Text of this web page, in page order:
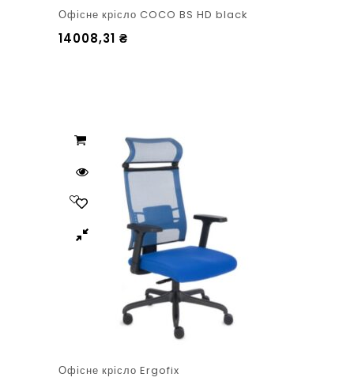
Офісне крісло COCO BS HD black
14008,31 ₴
Офісне крісло Ergofix